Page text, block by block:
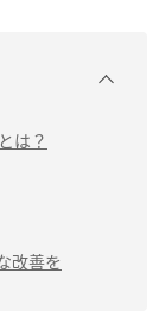
は？
改善を